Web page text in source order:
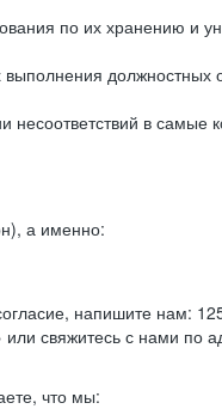
по их хранению и
должностных
в самые
а именно:
напишите нам:
свяжитесь с нами по
что мы: